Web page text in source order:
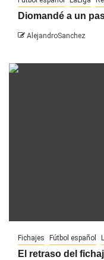
Diomandé a un
AlejandroSanchez
Fichajes Fútbol español
El retraso del